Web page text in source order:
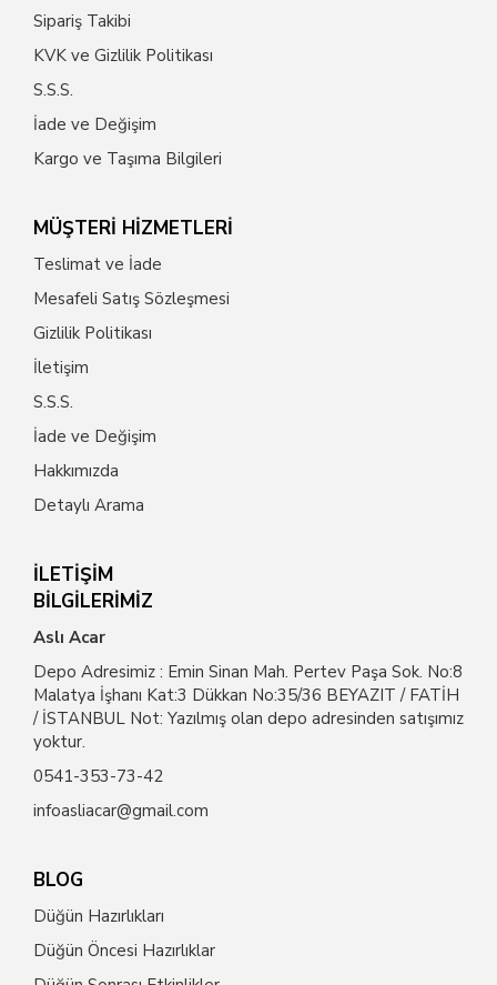
Sipariş Takibi
KVK ve Gizlilik Politikası
S.S.S.
İade ve Değişim
Kargo ve Taşıma Bilgileri
MÜŞTERİ HİZMETLERİ
Teslimat ve İade
Mesafeli Satış Sözleşmesi
Gizlilik Politikası
İletişim
S.S.S.
İade ve Değişim
Hakkımızda
Detaylı Arama
İLETİŞİM
BİLGİLERİMİZ
Aslı Acar
Depo Adresimiz : Emin Sinan Mah. Pertev Paşa Sok. No:8
Malatya İşhanı Kat:3 Dükkan No:35/36 BEYAZIT / FATİH
/ İSTANBUL Not: Yazılmış olan depo adresinden satışımız
yoktur.
0541-353-73-42
infoasliacar@gmail.com
BLOG
Düğün Hazırlıkları
Düğün Öncesi Hazırlıklar